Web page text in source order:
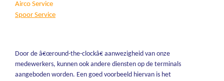
Airco Service
Spoor Service
Door de â€œround-the-clockâ€ aanwezigheid van onze
medewerkers, kunnen ook andere diensten op de terminals
aangeboden worden. Een goed voorbeeld hiervan is het